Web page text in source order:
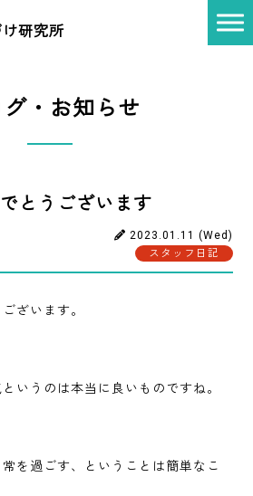
研究所
グ・お知らせ
とうございます
2023.01.11 (Wed)
スタッフ日記
ざいます。
いうのは本当に良いものですね。
を過ごす、ということは簡単なこ